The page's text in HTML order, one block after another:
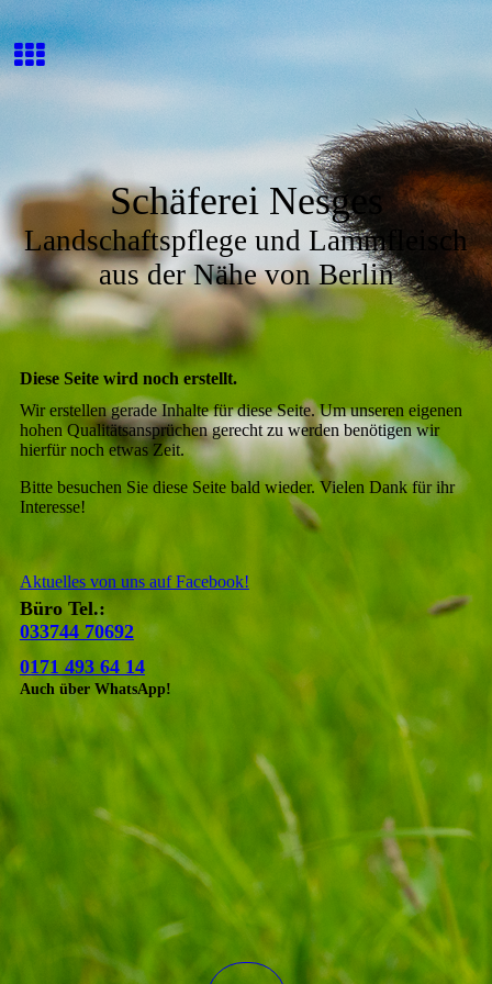
Schäferei Nesges
Landschaftspflege und Lammfleisch
aus der Nähe von Berlin
Diese Seite wird noch erstellt.
Wir erstellen gerade Inhalte für diese Seite. Um unseren eigenen
hohen Qualitätsansprüchen gerecht zu werden benötigen wir
hierfür noch etwas Zeit.
Bitte besuchen Sie diese Seite bald wieder. Vielen Dank für ihr
Interesse!
Aktuelles von uns auf Facebook!
Büro Tel.:
033744 70692
0171 493 64 14
Auch über WhatsApp!